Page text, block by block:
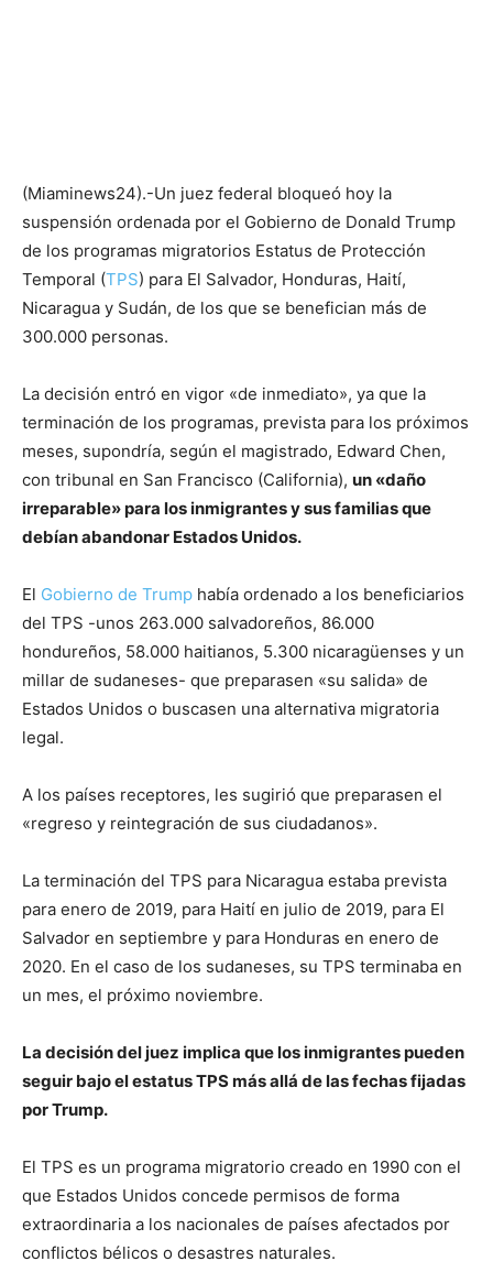
(Miaminews24).-Un juez federal bloqueó hoy la
suspensión ordenada por el Gobierno de Donald Trump
de los programas migratorios Estatus de Protección
Temporal (TPS) para El Salvador, Honduras, Haití,
Nicaragua y Sudán, de los que se benefician más de
300.000 personas.
La decisión entró en vigor «de inmediato», ya que la
terminación de los programas, prevista para los próximos
meses, supondría, según el magistrado, Edward Chen,
con tribunal en San Francisco (California), un «daño
irreparable» para los inmigrantes y sus familias que
debían abandonar Estados Unidos.
El Gobierno de Trump había ordenado a los beneficiarios
del TPS -unos 263.000 salvadoreños, 86.000
hondureños, 58.000 haitianos, 5.300 nicaragüenses y un
millar de sudaneses- que preparasen «su salida» de
Estados Unidos o buscasen una alternativa migratoria
legal.
A los países receptores, les sugirió que preparasen el
«regreso y reintegración de sus ciudadanos».
La terminación del TPS para Nicaragua estaba prevista
para enero de 2019, para Haití en julio de 2019, para El
Salvador en septiembre y para Honduras en enero de
2020. En el caso de los sudaneses, su TPS terminaba en
un mes, el próximo noviembre.
La decisión del juez implica que los inmigrantes pueden
seguir bajo el estatus TPS más allá de las fechas fijadas
por Trump.
El TPS es un programa migratorio creado en 1990 con el
que Estados Unidos concede permisos de forma
extraordinaria a los nacionales de países afectados por
conflictos bélicos o desastres naturales.